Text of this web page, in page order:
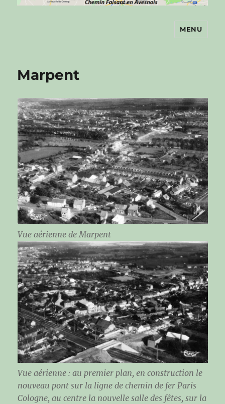
Chemin faisant en Avesnois
MENU
Marpent
Vue aérienne de Marpent
Vue aérienne : au premier plan, en construction le
nouveau pont sur la ligne de chemin de fer Paris
Cologne, au centre la nouvelle salle des fêtes, sur la